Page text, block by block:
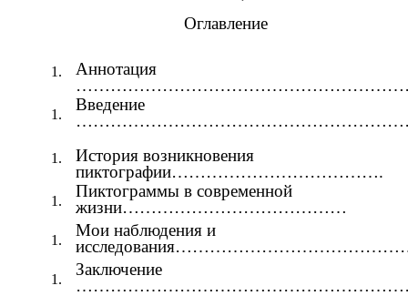
Оглавление
Аннотация
Введение
История возникновения
пиктографии……………………………….
Пиктограммы в современной
жизни…………………………………
Мои наблюдения и
Заключение